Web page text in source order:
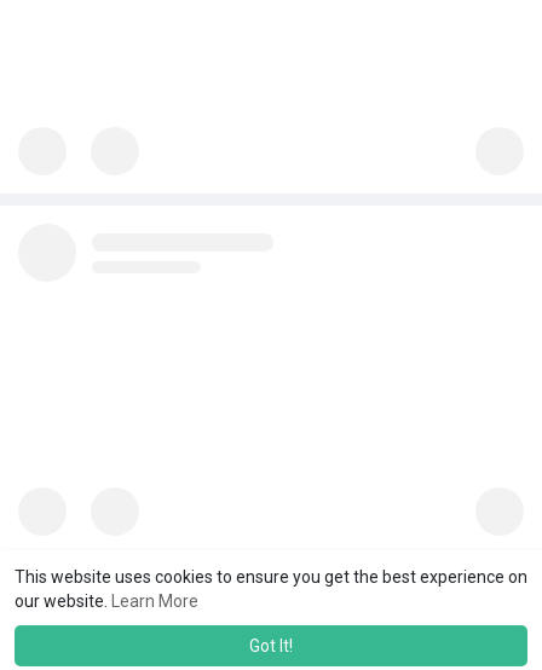
This website uses cookies to ensure you get the best experience on
our website.
Learn More
Got It!